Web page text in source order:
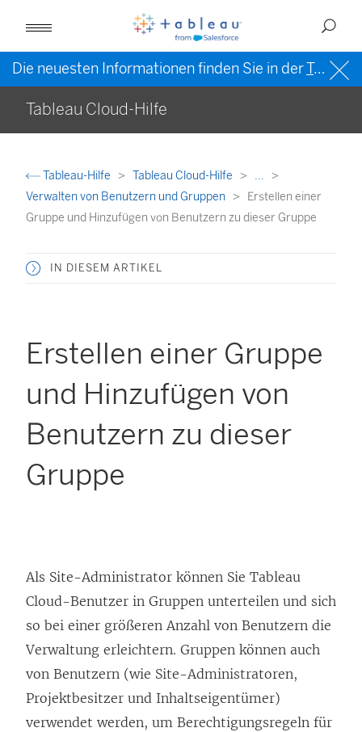
Die neuesten Informationen finden Sie in derTableau-Hilfe in englischer Sprache (US)
Tableau Cloud-Hilfe
Tableau-Hilfe Tableau Cloud-Hilfe
...
Verwalten von Benutzern und Gruppen
Erstellen einer
Gruppe und Hinzufügen von Benutzern zu dieser Gruppe
IN DIESEM ARTIKEL
Erstellen einer Gruppe
und Hinzufügen von
Benutzern zu dieser
Gruppe
Als Site-Administrator können Sie Tableau
Cloud-Benutzer in Gruppen unterteilen und sich
so bei einer größeren Anzahl von Benutzern die
Verwaltung erleichtern. Gruppen können auch
von Benutzern (wie Site-Administratoren,
Projektbesitzer und Inhaltseigentümer)
verwendet werden, um Berechtigungsregeln für